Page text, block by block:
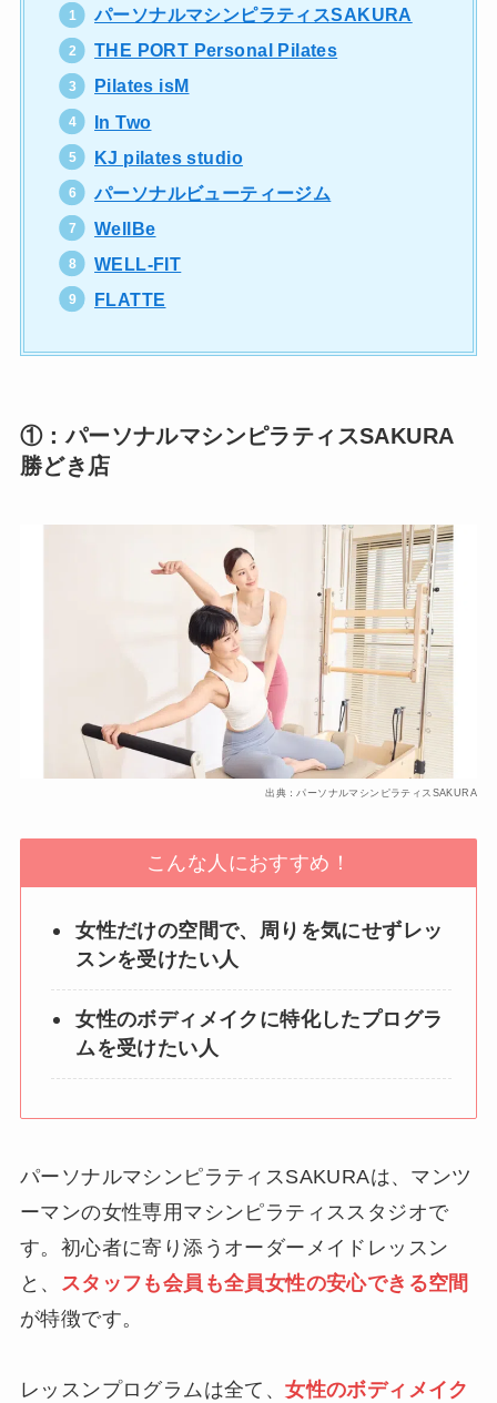
パーソナルマシンピラティスSAKURA
THE PORT Personal Pilates
Pilates isM
In Two
KJ pilates studio
パーソナルビューティージム
WellBe
WELL-FIT
FLATTE
①：パーソナルマシンピラティスSAKURA
勝どき店
出典：パーソナルマシンピラティスSAKURA
こんな人におすすめ！
女性だけの空間で、周りを気にせずレッ
スンを受けたい人
女性のボディメイクに特化したプログラ
ムを受けたい人
パーソナルマシンピラティスSAKURAは、マンツ
ーマンの女性専用マシンピラティススタジオで
す。初心者に寄り添うオーダーメイドレッスン
と、 スタッフも会員も全員女性の安心できる空間
が特徴です。
レッスンプログラムは全て、女性のボディメイク